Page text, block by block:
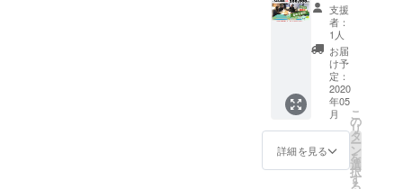
させて
いただ
きま
す。
しいお
値段
は、ご
予約の
際にHP
もしく
は予約
サイト
よりご
ださ
い。
(https://
でき次
第お送
り致し
ます ②
２件目
お送り
先： 受
取人の
お名
付先電
話番
サイト
よりご
確認く
ださ
い。
(https://
www.u
me-
yamazo
e.com/)
※割引
数につ
きまし
ては現
金でご
精算く
ださ
い。 ※
宿泊を
事前決
済で予
約され
に、事
前決済
とume,
チケッ
トの併
用は可
能で
す。 ※
お部屋
の料金
は、季
節によ
す。 ⁻企
業研修
プラン
のた
め、お
食事内
容は通
常の
コース
と異な
りま
す。
きませ
んが、
有効期
限3年間
の間に
分割し
てご利
用いた
だくこ
とが可
能で
す。端
店 直近
の受賞
歴 ≫
●2017
年2月
ダブル
受賞
（1）経
済産業
省 はな
やか関
西イン
事項を
必ずご
確認く
ださ
い。 ※
チケッ
ト有効
期限：
チケッ
ト到着
より、3
年間有
団体様
だけに
特別セ
ミナー
を行い
ます。
地方で
のイン
バウン
ドを活
かした
観光事
空会議 /
●企業・
団体様
向け
（11~2
0名様向
け）●
合宿プ
ラン
（全館
貸切）●
里山の
支援
者：
1人
お届
け予
定：
2020
年05
月
詳細を見る
こ
の
リ
タ
ー
ン
を
選
択
す